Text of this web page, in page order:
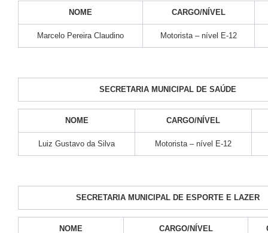
NOME CARGO/NÍVEL
Marcelo Pereira Claudino Motorista – nível E-12
SECRETARIA MUNICIPAL DE SAÚDE
NOME CARGO/NÍVEL
Luiz Gustavo da Silva Motorista – nível E-12
SECRETARIA MUNICIPAL DE ESPORTE E LAZER
NOME CARGO/NÍVEL